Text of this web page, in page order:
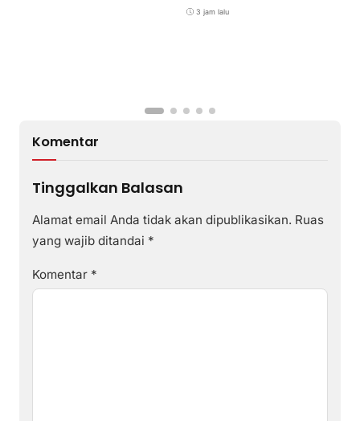
3 jam lalu
Komentar
Tinggalkan Balasan
Alamat email Anda tidak akan dipublikasikan. Ruas
yang wajib ditandai *
Komentar *